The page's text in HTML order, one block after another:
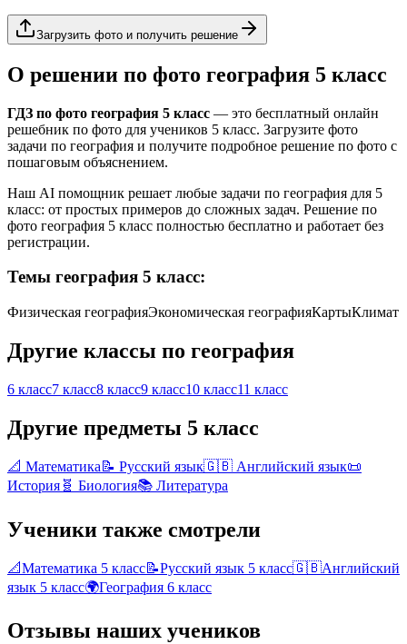
Загрузить фото и получить решение
О решении по фото география 5 класс
ГДЗ по фото география 5 класс — это бесплатный онлайн
решебник по фото для учеников 5 класс. Загрузите фото
задачи по география и получите подробное решение по фото с
пошаговым объяснением.
Наш AI помощник решает любые задачи по география для 5
класс: от простых примеров до сложных задач. Решение по
фото география 5 класс полностью бесплатно и работает без
регистрации.
Темы география 5 класс:
Физическая географияЭкономическая географияКартыКлимат
Другие классы по география
6 класс7 класс8 класс9 класс10 класс11 класс
Другие предметы 5 класс
📐 Математика 📝 Русский язык🇬🇧 Английский язык📜
История 🧬 Биология📚 Литература
Ученики также смотрели
📐Математика 5 класс📝Русский язык 5 класс🇬🇧Английский
язык 5 класс🌍География 6 класс
Отзывы наших учеников